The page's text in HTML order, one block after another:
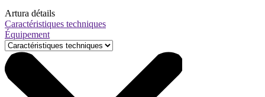
Artura détails
Caractéristiques techniques
Équipement